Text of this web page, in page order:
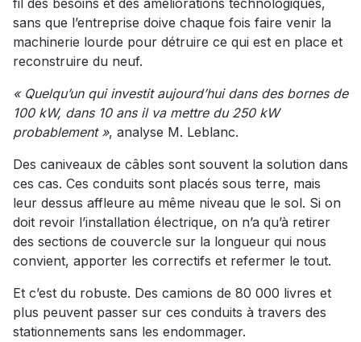
sans que l’entreprise doive chaque fois faire venir la
machinerie lourde pour détruire ce qui est en place et
reconstruire du neuf.
« Quelqu’un qui investit aujourd’hui dans des bornes de
100 kW, dans 10 ans il va mettre du 250 kW
probablement », analyse M. Leblanc.
Des caniveaux de câbles sont souvent la solution dans
ces cas. Ces conduits sont placés sous terre, mais
leur dessus affleure au même niveau que le sol. Si on
doit revoir l’installation électrique, on n’a qu’à retirer
des sections de couvercle sur la longueur qui nous
convient, apporter les correctifs et refermer le tout.
Et c’est du robuste. Des camions de 80 000 livres et
plus peuvent passer sur ces conduits à travers des
stationnements sans les endommager.